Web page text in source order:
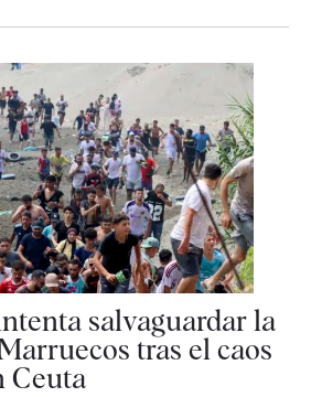
salvaguardar la
tras el caos
Ceuta